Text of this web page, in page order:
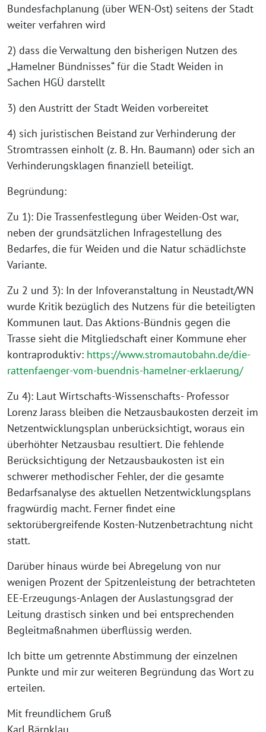
Bundesfachplanung (über WEN-Ost) seitens der Stadt
weiter verfahren wird
2) dass die Verwaltung den bisherigen Nutzen des
„Hamelner Bündnisses“ für die Stadt Weiden in
Sachen HGÜ darstellt
3) den Austritt der Stadt Weiden vorbereitet
4) sich juristischen Beistand zur Verhinderung der
Stromtrassen einholt (z. B. Hn. Baumann) oder sich an
Verhinderungsklagen finanziell beteiligt.
Begründung:
Zu 1): Die Trassenfestlegung über Weiden-Ost war,
neben der grundsätzlichen Infragestellung des
Bedarfes, die für Weiden und die Natur schädlichste
Variante.
Zu 2 und 3): In der Infoveranstaltung in Neustadt/WN
wurde Kritik bezüglich des Nutzens für die beteiligten
Kommunen laut. Das Aktions-Bündnis gegen die
Trasse sieht die Mitgliedschaft einer Kommune eher
kontraproduktiv: https://www.stromautobahn.de/die-
rattenfaenger-vom-buendnis-hamelner-erklaerung/
Zu 4): Laut Wirtschafts-Wissenschafts- Professor
Lorenz Jarass bleiben die Netzausbaukosten derzeit im
Netzentwicklungsplan unberücksichtigt, woraus ein
überhöhter Netzausbau resultiert. Die fehlende
Berücksichtigung der Netzausbaukosten ist ein
schwerer methodischer Fehler, der die gesamte
Bedarfsanalyse des aktuellen Netzentwicklungsplans
fragwürdig macht. Ferner findet eine
sektorübergreifende Kosten-Nutzenbetrachtung nicht
statt.
Darüber hinaus würde bei Abregelung von nur
wenigen Prozent der Spitzenleistung der betrachteten
EE-Erzeugungs-Anlagen der Auslastungsgrad der
Leitung drastisch sinken und bei entsprechenden
Begleitmaßnahmen überflüssig werden.
Ich bitte um getrennte Abstimmung der einzelnen
Punkte und mir zur weiteren Begründung das Wort zu
erteilen.
Mit freundlichem Gruß